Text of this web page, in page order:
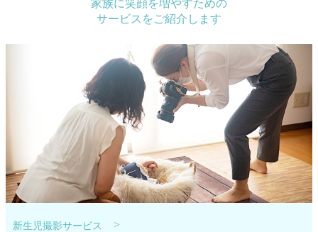
家族に笑顔を増やすための
サービスをご紹介します
新生児撮影サービス >